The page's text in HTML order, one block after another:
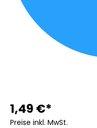
1,49 €*
Preise inkl. MwSt.